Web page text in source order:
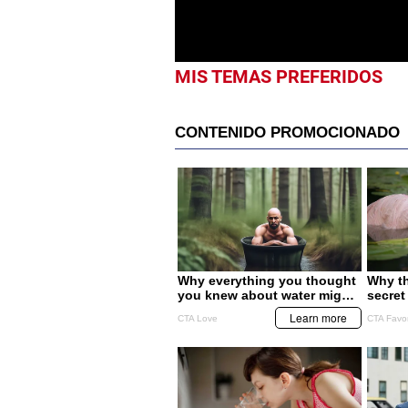
MIS TEMAS PREFERIDOS